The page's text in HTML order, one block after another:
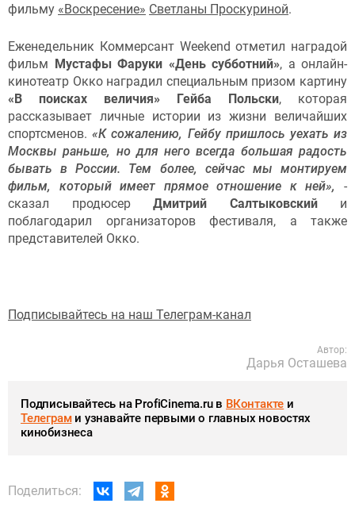
фильму «Воскресение» Светланы Проскуриной.
Еженедельник Коммерсант Weekend отметил наградой
фильм
Мустафы Фаруки «День субботний», а онлайн-
кинотеатр Окко наградил специальным призом картину
«В поисках величия» Гейба Польски, которая
рассказывает личные истории из жизни величайших
спортсменов.«К сожалению, Гейбу пришлось уехать из
Москвы раньше, но для него всегда большая радость
бывать в России. Тем более, сейчас мы монтируем
фильм, который имеет прямое отношение к ней»,
-
сказал продюсер Дмитрий Салтыковский и
поблагодарил организаторов фестиваля, а также
представителей Окко.
Подписывайтесь на наш Телеграм-канал
Автор:
Дарья Осташева
Подписывайтесь на ProfiCinema.ru в ВКонтакте и
Телеграми узнавайте первыми о главных новостях
кинобизнеса
Поделиться: